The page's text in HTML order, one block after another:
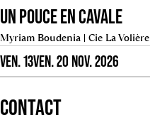
UN POUCE EN CAVALE
Myriam Boudenia | Cie La Volière
VEN. 13VEN. 20 NOV. 2026
CONTACT